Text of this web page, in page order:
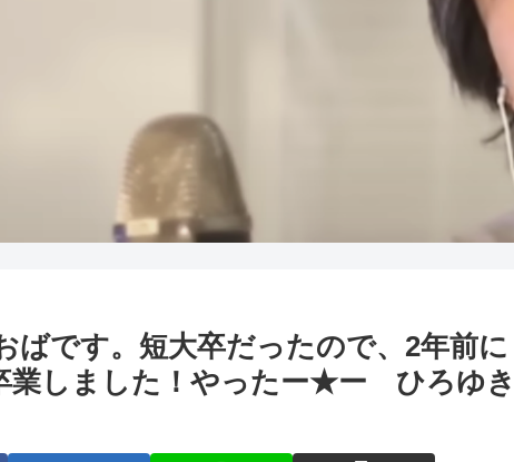
ばです。短大卒だったので、2年前に
業しました！やったー★ー ひろゆき